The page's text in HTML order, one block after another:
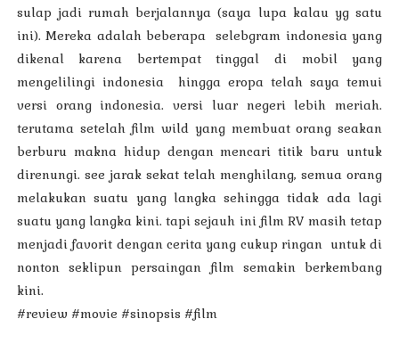
sulap jadi rumah berjalannya (saya lupa kalau yg satu
ini). Mereka adalah beberapa selebgram indonesia yang
dikenal karena bertempat tinggal di mobil yang
mengelilingi indonesia hingga eropa telah saya temui
versi orang indonesia. versi luar negeri lebih meriah.
terutama setelah film wild yang membuat orang seakan
berburu makna hidup dengan mencari titik baru untuk
direnungi. see jarak sekat telah menghilang, semua orang
melakukan suatu yang langka sehingga tidak ada lagi
suatu yang langka kini. tapi sejauh ini film RV masih tetap
menjadi favorit dengan cerita yang cukup ringan untuk di
nonton seklipun persaingan film semakin berkembang
kini.
#review #movie #sinopsis #film